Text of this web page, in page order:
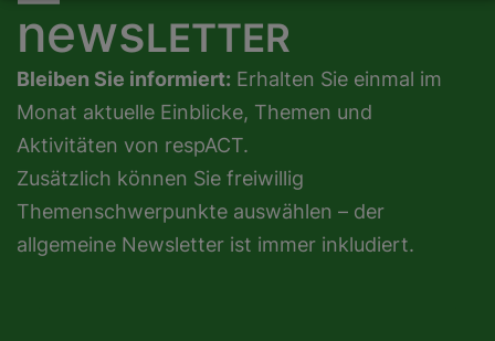
newsLETTER
Bleiben Sie informiert: Erhalten Sie einmal im
Monat aktuelle Einblicke, Themen und
Aktivitäten von respACT.
Zusätzlich können Sie freiwillig
Themenschwerpunkte auswählen – der
allgemeine Newsletter ist immer inkludiert.